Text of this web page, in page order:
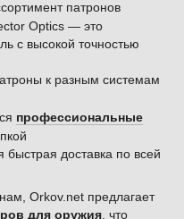
патронов
Optics — это
с высокой точностью
к разным системам
профессиональные
быстрая доставка по всей
Orkov.net предлагает
для оружия , что